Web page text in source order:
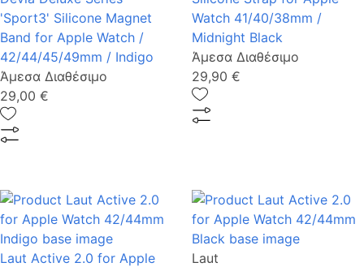
'Sport3' Silicone Magnet
Band for Apple Watch /
42/44/45/49mm / Indigo
Άμεσα Διαθέσιμο
29,00 €
Watch 41/40/38mm /
Midnight Black
Άμεσα Διαθέσιμο
29,90 €
Laut Active 2.0 for Apple
Laut